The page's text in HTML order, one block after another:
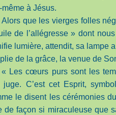
à Jésus.
Alors que les vierges folles
de l’allégresse » dont nous
lumière, attendit, sa lampe
de la grâce, la venue de
« Les cœurs purs sont les
juge. C’est cet Esprit,
le disent les cérémonies
de façon si miraculeuse que